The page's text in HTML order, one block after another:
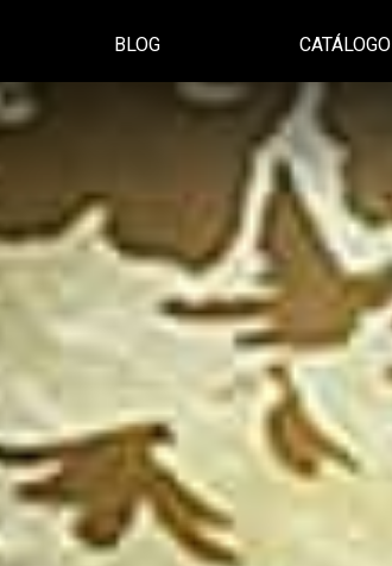
BLOG CATÁLOGO